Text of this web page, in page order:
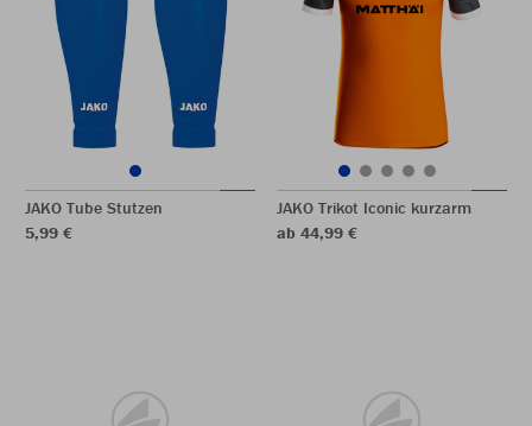
JAKO Tube Stutzen
5,99 €
JAKO Trikot Iconic kurzarm
ab 44,99 €